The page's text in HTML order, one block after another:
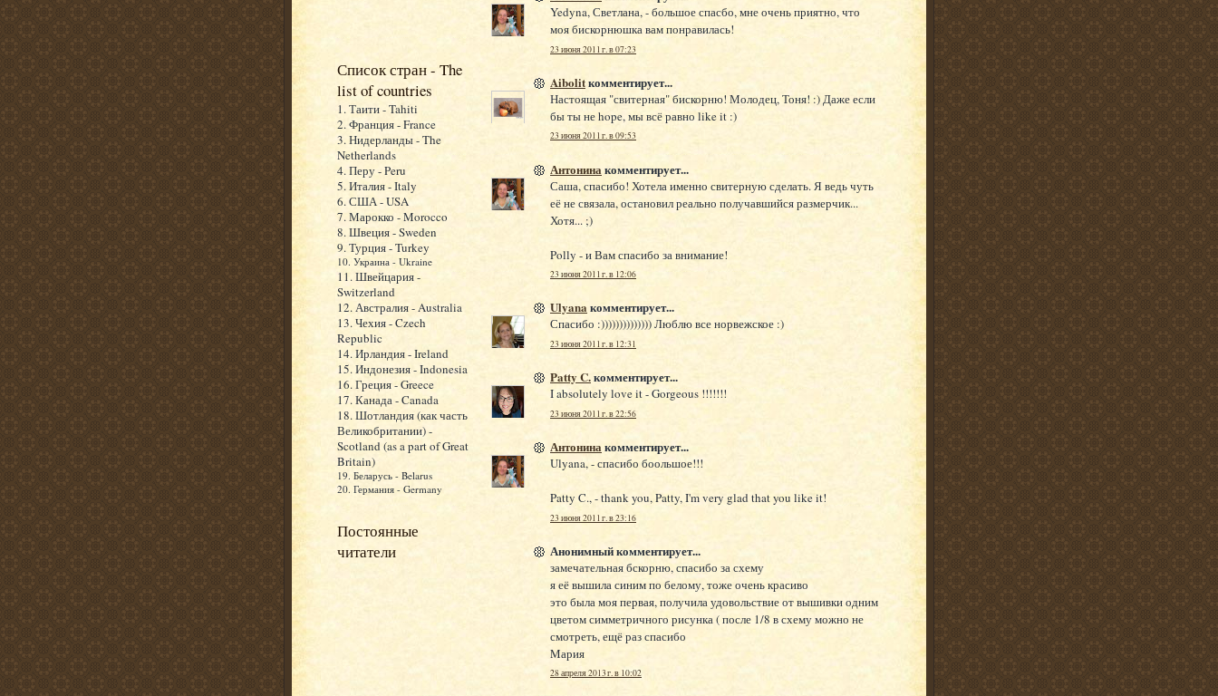
Список стран - The
list of countries
1. Таити - Tahiti
2. Франция - France
3. Нидерланды - The
Netherlands
4. Перу - Peru
5. Италия - Italy
6. США - USA
7. Марокко - Morocco
8. Швеция - Sweden
9. Турция - Turkey
10. Украина - Ukraine
11. Швейцария -
Switzerland
12. Австралия - Australia
13. Чехия - Czech
Republic
14. Ирландия - Ireland
15. Индонезия - Indonesia
16. Греция - Greece
17. Канада - Canada
18. Шотландия (как часть
Великобритании) -
Scotland (as a part of Great
Britain)
19. Беларусь - Belarus
20. Германия - Germany
Постоянные
читатели
Yedyna, Светлана, - большое спасбо, мне очень приятно, что
моя бискорнюшка вам понравилась!
23 июня 2011 г. в 07:23
Aibolitкомментирует...
Настоящая "свитерная" бискорню! Молодец, Тоня! :) Даже если
бы ты не hope, мы всё равно like it :)
23 июня 2011 г. в 09:53
Антонина комментирует...
Саша, спасибо! Хотела именно свитерную сделать. Я ведь чуть
её не связала, остановил реально получавшийся размерчик...
Хотя... ;)
Polly - и Вам спасибо за внимание!
23 июня 2011 г. в 12:06
Ulyana комментирует...
Спасибо :)))))))))))))) Люблю все норвежское :)
23 июня 2011 г. в 12:31
Patty C.комментирует...
I absolutely love it - Gorgeous !!!!!!!
23 июня 2011 г. в 22:56
Антонинакомментирует...
Ulyana, - спасибо боольшое!!!
Patty C., - thank you, Patty, I'm very glad that you like it!
23 июня 2011 г. в 23:16
Анонимный комментирует...
замечательная бскорню, спасибо за схему
я её вышила синим по белому, тоже очень красиво
это была моя первая, получила удовольствие от вышивки одним
цветом симметричного рисунка ( после 1/8 в схему можно не
смотреть, ещё раз спасибо
Mария
28 апреля 2013 г. в 10:02